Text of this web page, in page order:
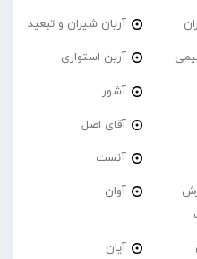
آریان شیران و تبعید
آرین استواری
آشور
آقای اصل
آنست
آوان
آیان